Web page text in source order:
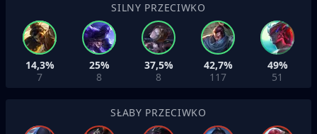
SILNY PRZECIWKO
14,3%
7
25%
8
37,5%
8
42,7%
117
49%
51
SŁABY PRZECIWKO